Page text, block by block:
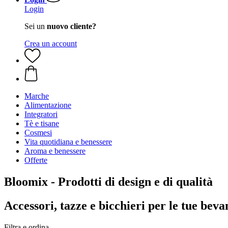
Login
Sei un nuovo cliente?
Crea un account
Marche
Alimentazione
Integratori
Tè e tisane
Cosmesi
Vita quotidiana e benessere
Aroma e benessere
Offerte
Bloomix - Prodotti di design e di qualità
Accessori, tazze e bicchieri per le tue